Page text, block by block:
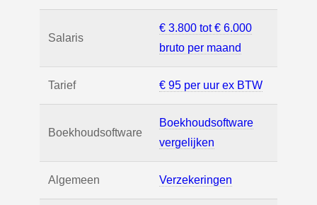
Salaris
€ 3.800 tot € 6.000
bruto per maand
Tarief € 95 per uur ex BTW
Boekhoudsoftware
Boekhoudsoftware
vergelijken
Algemeen Verzekeringen